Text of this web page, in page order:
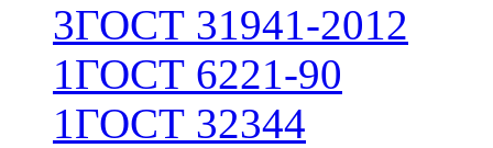
3ГОСТ 31941-2012
1ГОСТ 6221-90
1ГОСТ 32344